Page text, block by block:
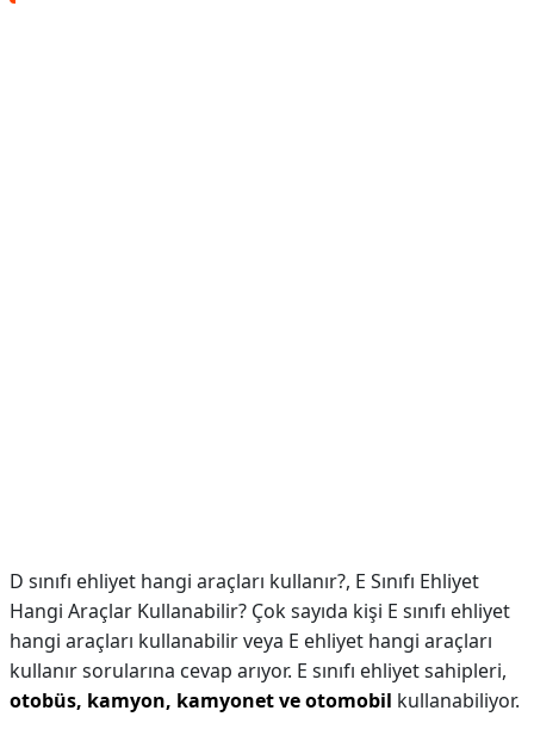
D sınıfı ehliyet hangi araçları kullanır?, E Sınıfı Ehliyet
Hangi Araçlar Kullanabilir? Çok sayıda kişi E sınıfı ehliyet
hangi araçları kullanabilir veya E ehliyet hangi araçları
kullanır sorularına cevap arıyor. E sınıfı ehliyet sahipleri,
otobüs, kamyon, kamyonet ve otomobil kullanabiliyor.